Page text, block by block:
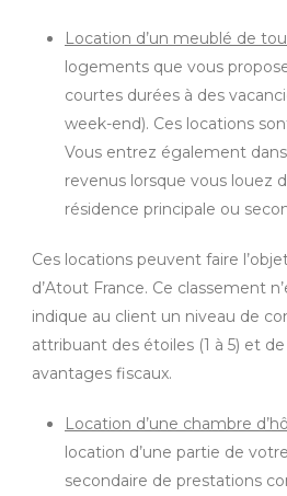
Location d’un meublé de
logements que vous
courtes durées à des
week-end). Ces locations
Vous entrez également
revenus lorsque vous louez
résidence principale ou
Ces locations peuvent faire
d’Atout France. Ce classement
indique au client un niveau de
attribuant des étoiles (1 à 5) et
avantages fiscaux.
Location d’une chambre
location d’une partie de
secondaire de prestations